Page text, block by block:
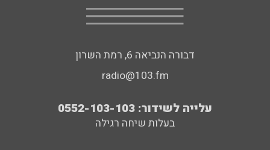
דבורה הנביאה 6, רמת השרון
radio@103.fm
עלייה לשידור: 0552-103-103
בעלות שיחה רגילה